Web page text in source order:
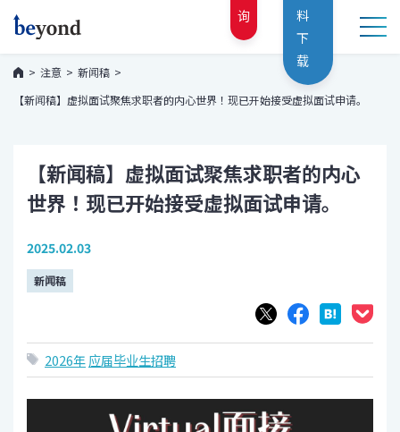
询
料
下
载
注意
新闻稿
【新闻稿】虚拟面试聚焦求职者的内心世界！现已开始接受虚拟面试申请。
【新闻稿】虚拟面试聚焦求职者的内心
世界！现已开始接受虚拟面试申请。
2025.02.03
新闻稿
2026年应届毕业生招聘